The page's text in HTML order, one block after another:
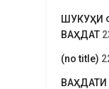
ШУКУҲИ
ВАҲДАТ
(no title)